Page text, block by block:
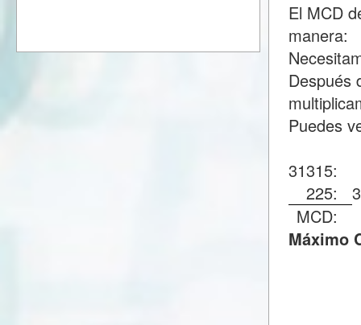
El MCD
manera:
Después
Puedes
31315:
225:3
MCD:
Máximo